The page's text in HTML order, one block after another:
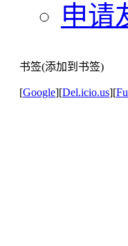
申请
书签(添加到书签)
[Google][Del.icio.us][